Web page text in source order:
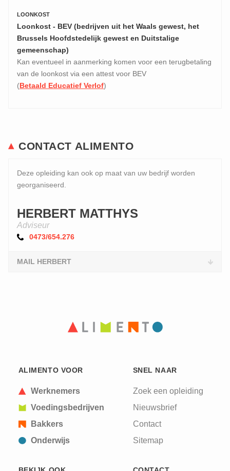
LOONKOST
Loonkost - BEV (bedrijven uit het Waals gewest, het
Brussels Hoofdstedelijk gewest en Duitstalige
gemeenschap)
Kan eventueel in aanmerking komen voor een terugbetaling
van de loonkost via een attest voor BEV
(Betaald Educatief Verlof)
CONTACT ALIMENTO
Deze opleiding kan ook op maat van uw bedrijf worden
georganiseerd.
HERBERT MATTHYS
Adviseur
0473/654.276
MAIL HERBERT
ALIMENTO VOOR
Werknemers
Voedingsbedrijven
Bakkers
Onderwijs
SNEL NAAR
Zoek een opleiding
Nieuwsbrief
Contact
Sitemap